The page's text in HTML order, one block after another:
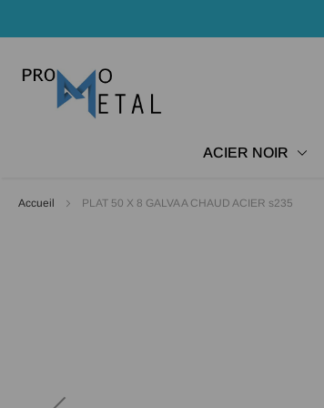
ACIER NOIR
Accueil PLAT 50 X 8 GALVA A CHAUD ACIER s235